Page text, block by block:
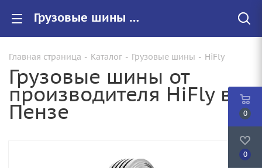
Грузовые шины HiFly купить в Пензе, цены на резину HiFly для грузовиков
Главная страница - Каталог - Грузовые шины - HiFly
Грузовые шины от
производителя HiFly в
Пензе 0
0